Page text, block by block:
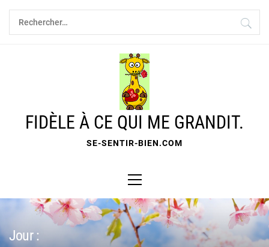
Skip
content
Rechercher :
FIDÈLE À CE QUI ME GRANDIT.
SE-SENTIR-BIEN.COM
Menu
Jour :